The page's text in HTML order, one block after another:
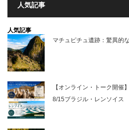
人気記事
人気記事
マチュピチュ遺跡：驚異的
【オンライン・トーク開催
8/15ブラジル・レンソイス